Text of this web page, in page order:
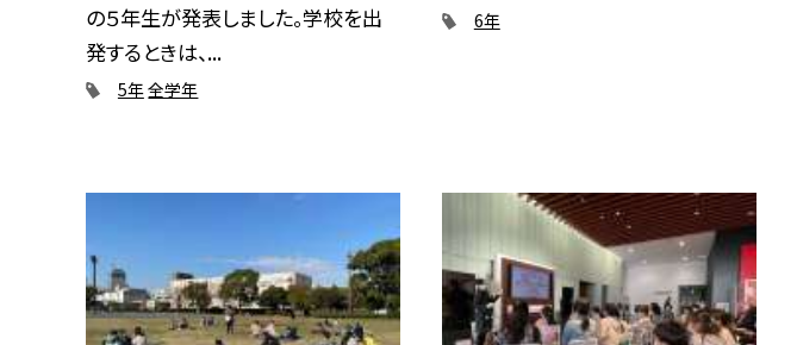
の５年生が発表しました。学校を出
発するときは、...
5年全学年
6年